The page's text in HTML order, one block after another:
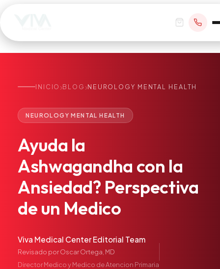
Atención Primaria
Atención el Mismo Día
Medicina Interna
Psiquiatría
Telemedicina
Salud del Adolescente
Salud de la Mujer
RESERVAR CITA
+1 305 209 0001
office@vivamedicalcenter.com
Lun–Vie 8:30AM–4:30PM · Sáb con cita
INICIO ›BLOG ›NEUROLOGY MENTAL HEALTH
NEUROLOGY MENTAL HEALTH
Ayuda la
Ashwagandha con la
Ansiedad? Perspectiva
de un Medico
Viva Medical Center Editorial Team
Revisado porOscar Ortega, MD
Director Medico y Medico de Atencion Primaria